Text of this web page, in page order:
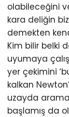
olabileceğini
kara deliğin
demekten
Kim bilir belki
uyumaya
yer çekimini
kalkan
uzayda
başlamış da